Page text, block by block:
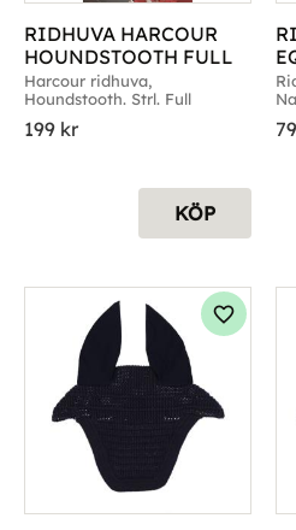
RIDHUVA HARCOUR
HOUNDSTOOTH FULL
Harcour ridhuva,
Houndstooth. Strl. Full
199 kr
KÖP
till i favoriter Lägg